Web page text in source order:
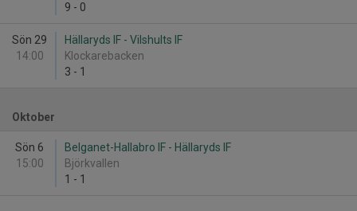
9 - 0
Sön 29
14:00
Hällaryds IF - Vilshults IF
Klockarebacken
3 - 1
Oktober
Sön 6
15:00
Belganet-Hallabro IF - Hällaryds IF
Björkvallen
1 - 1